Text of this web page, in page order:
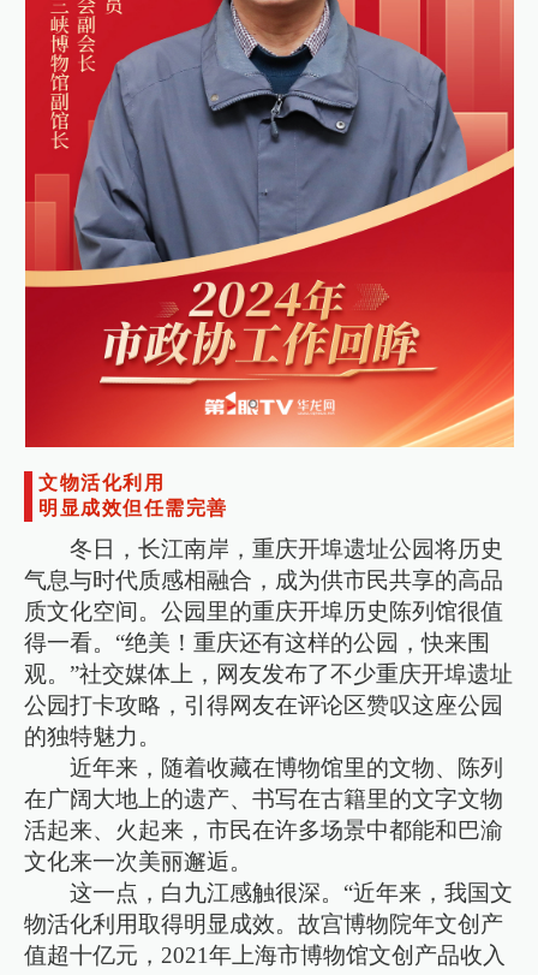
文物活化利用
明显成效但任需完善
冬日，长江南岸，重庆开埠遗址公园将历史
气息与时代质感相融合，成为供市民共享的高品
质文化空间。公园里的重庆开埠历史陈列馆很值
得一看。“绝美！重庆还有这样的公园，快来围
观。”社交媒体上，网友发布了不少重庆开埠遗址
公园打卡攻略，引得网友在评论区赞叹这座公园
的独特魅力。
近年来，随着收藏在博物馆里的文物、陈列
在广阔大地上的遗产、书写在古籍里的文字文物
活起来、火起来，市民在许多场景中都能和巴渝
文化来一次美丽邂逅。
这一点，白九江感触很深。“近年来，我国文
物活化利用取得明显成效。故宫博物院年文创产
值超十亿元，2021年上海市博物馆文创产品收入